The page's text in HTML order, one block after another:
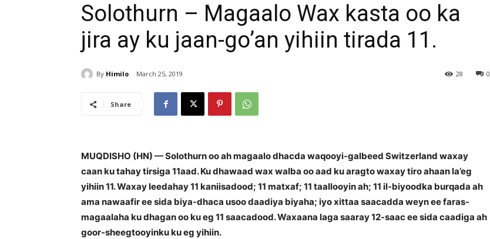
Solothurn – Magaalo Wax kasta oo ka
jira ay ku jaan-go’an yihiin tirada 11.
By Himilo March 25, 2019 0
28
Share
MUQDISHO (HN) — Solothurn oo ah magaalo dhacda waqooyi-galbeed Switzerland waxay
caan ku tahay tirsiga 11aad. Ku dhawaad wax walba oo aad ku aragto waxay tiro ahaan la’eg
yihiin 11. Waxay leedahay 11 kaniisadood; 11 matxaf; 11 taallooyin ah; 11 il-biyoodka burqada ah
ama nawaafir ee sida biya-dhaca usoo daadiya biyaha; iyo xittaa saacadda weyn ee faras-
magaalaha ku dhagan oo ku eg 11 saacadood. Waxaana laga saaray 12-saac ee sida caadiga ah
goor-sheegtooyinku ku eg yihiin.